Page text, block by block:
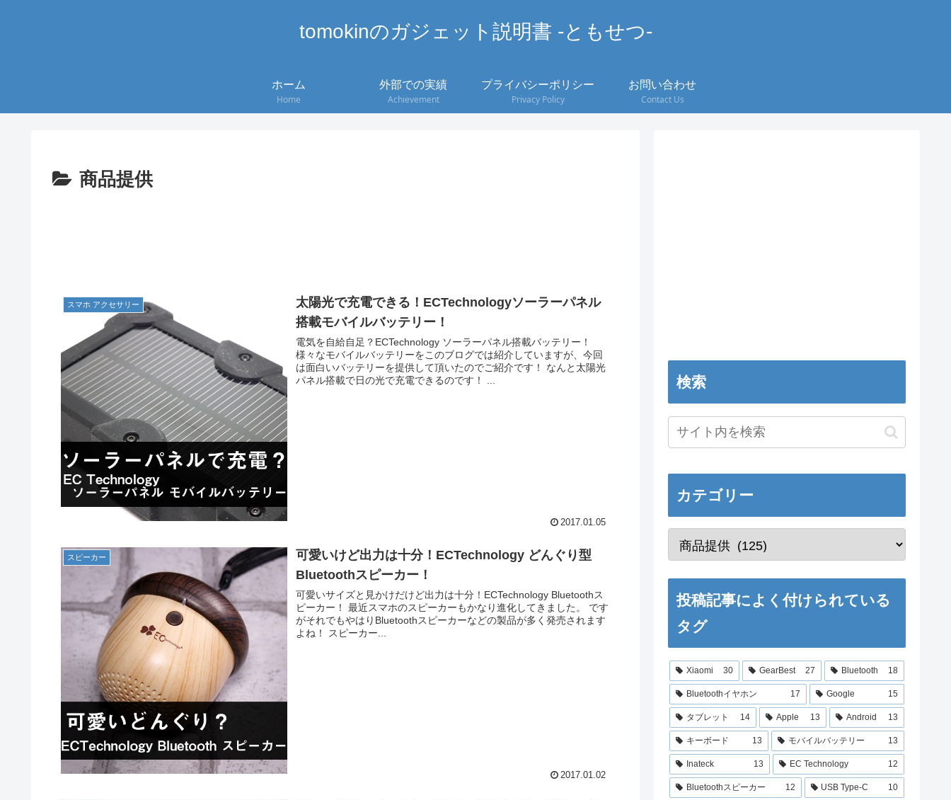
tomokinのガジェット説明書 -ともせつ-
ホーム
Home
外部での実績
Achievement
プライバシーポリシー
Privacy Policy
お問い合わせ
Contact Us
商品提供
スマホ アクセサリー
太陽光で充電できる！ECTechnologyソーラーパネル
搭載モバイルバッテリー！
電気を自給自足？ECTechnology ソーラーパネル搭載バッテリー！
様々なモバイルバッテリーをこのブログでは紹介していますが、今回
は面白いバッテリーを提供して頂いたのでご紹介です！ なんと太陽光
パネル搭載で日の光で充電できるのです！ ...
2017.01.05
スピーカー
可愛いけど出力は十分！ECTechnology どんぐり型
Bluetoothスピーカー！
可愛いサイズと見かけだけど出力は十分！ECTechnology Bluetoothス
ピーカー！ 最近スマホのスピーカーもかなり進化してきました。 です
がそれでもやはりBluetoothスピーカーなどの製品が多く発売されます
よね！ スピーカー...
2017.01.02
検索
カテゴリー
投稿記事によく付けられている
タグ
Xiaomi 30 GearBest 27 Bluetooth 18
Bluetoothイヤホン 17 Google 15
タブレット 14 Apple 13 Android 13
キーボード 13 モバイルバッテリー 13
Inateck 13 EC Technology 12
Bluetoothスピーカー 12 USB Type-C 10